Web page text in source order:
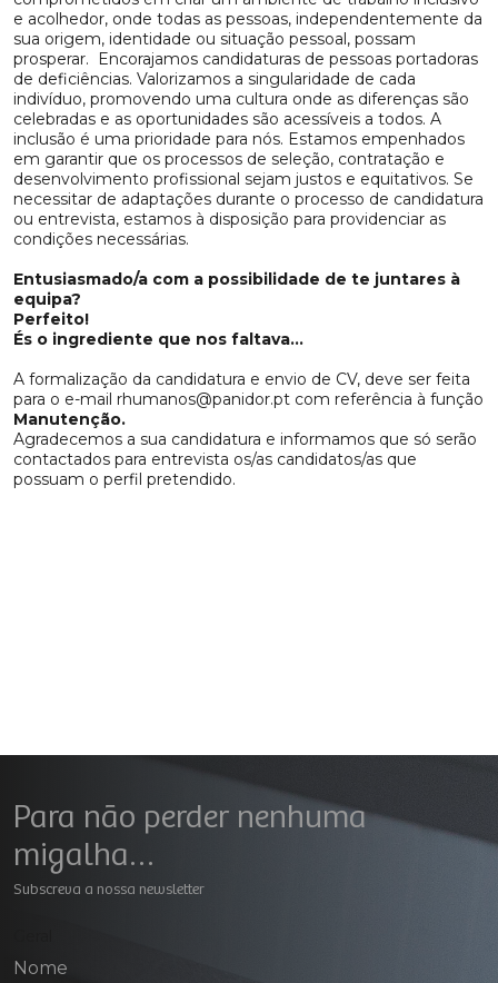
e acolhedor, onde todas as pessoas, independentemente da
sua origem, identidade ou situação pessoal, possam
prosperar. Encorajamos candidaturas de pessoas portadoras
de deficiências. Valorizamos a singularidade de cada
indivíduo, promovendo uma cultura onde as diferenças são
celebradas e as oportunidades são acessíveis a todos. A
inclusão é uma prioridade para nós. Estamos empenhados
em garantir que os processos de seleção, contratação e
desenvolvimento profissional sejam justos e equitativos. Se
necessitar de adaptações durante o processo de candidatura
ou entrevista, estamos à disposição para providenciar as
condições necessárias.
Entusiasmado/a com a possibilidade de te juntares à
equipa?
Perfeito!
És o ingrediente que nos faltava...
A formalização da candidatura e envio de CV, deve ser feita
para o e-mail rhumanos@panidor.pt com referência à função
Manutenção.
Agradecemos a sua candidatura e informamos que só serão
contactados para entrevista os/as candidatos/as que
possuam o perfil pretendido.
Para não perder nenhuma
migalha…
Subscreva a nossa newsletter